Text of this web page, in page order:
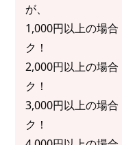
が、
1,000円以上の場
ク！
2,000円以上の場
ク！
3,000円以上の場
ク！